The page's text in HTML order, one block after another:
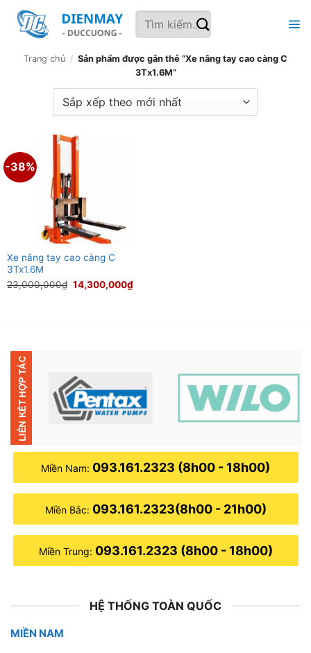
qua
dung
Tìm
kiếm:
Trang chủ / Sản phẩm được gắn thẻ “Xe nâng tay cao càng C
3Tx1.6M”
-38%
Xe nâng tay cao càng C
3Tx1.6M
23,000,000₫ Giá
gốc
14,300,000₫Giá
Miền Nam: 093.161.2323 (8h00 - 18h00)
Miền Bắc: 093.161.2323(8h00 - 21h00)
Miền Trung: 093.161.2323 (8h00 - 18h00)
HỆ THỐNG TOÀN QUỐC
MIỀN NAM